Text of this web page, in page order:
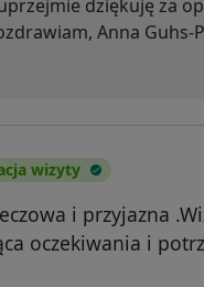
dziękuję za
Anna Guhs-
wizyty
i przyjazna
oczekiwania i